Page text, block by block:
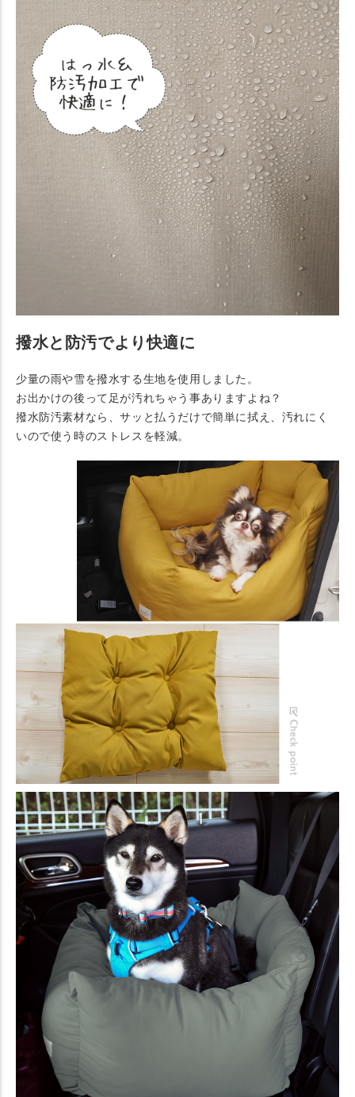
撥水と防汚でより快適に
少量の雨や雪を撥水する生地を使用しました。
お出かけの後って足が汚れちゃう事ありますよね？
撥水防汚素材なら、サッと払うだけで簡単に拭え、汚れにく
いので使う時のストレスを軽減。